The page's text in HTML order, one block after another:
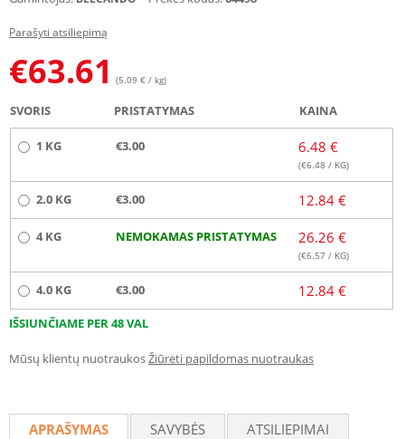
Parašyti atsiliepimą
€63.61 (5.09 € / kg)
SVORIS PRISTATYMAS KAINA
1 KG €3.00 6.48 €
(€6.48 / KG)
2.0 KG €3.00 12.84 €
4 KG NEMOKAMAS PRISTATYMAS 26.26 €
(€6.57 / KG)
4.0 KG €3.00 12.84 €
IŠSIUNČIAME PER 48 VAL
Mūsų klientų nuotraukosŽiūrėti papildomas nuotraukas
APRAŠYMAS SAVYBĖS
ATSILIEPIMAI